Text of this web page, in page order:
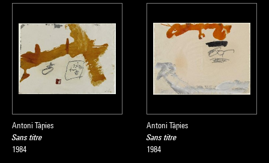
Antoni Tàpies
Sans titre
1984
Antoni Tàpies
Sans titre
1984